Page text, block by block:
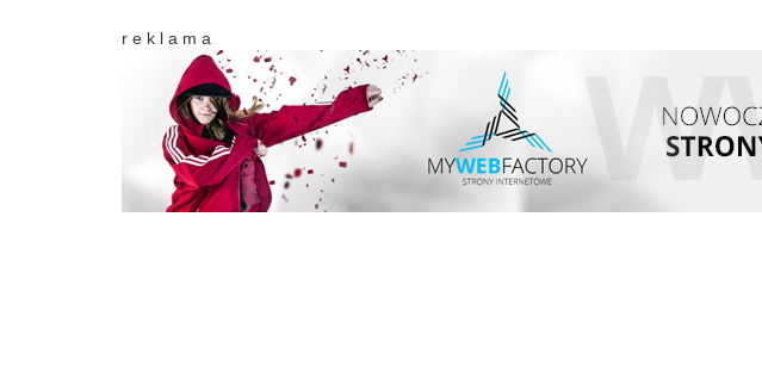
r e k l a m a